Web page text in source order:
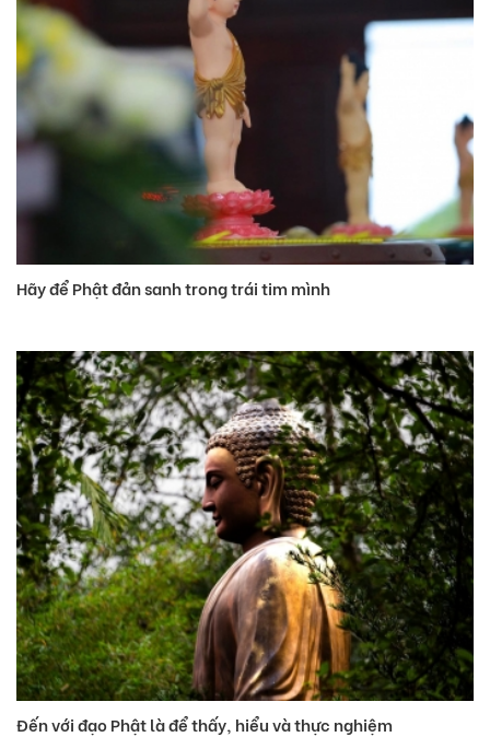
Hãy để Phật đản sanh trong trái tim mình
Đến với đạo Phật là để thấy, hiểu và thực nghiệm